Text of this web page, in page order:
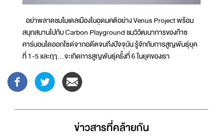
อย่าพลาดชมโมเดลเมืองในอุดมคติอย่าง Venus Project พร้อม
สนุกสนานไปกับ Carbon Playground ชมวิวัฒนาการของก๊าซ
คาร์บอนไดออกไซด์จากอดีตจนถึงปัจจุบัน รู้จักกับการสูญพันธุ์ยุค
ที่ 1-5 และฤา...จะเกิดการสูญพันธุ์ครั้งที่ 6 ในยุคของเรา
ข่าวสารที่่คล้ายกัน